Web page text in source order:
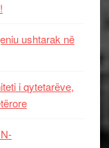
ushtarak në
i qytetarëve,